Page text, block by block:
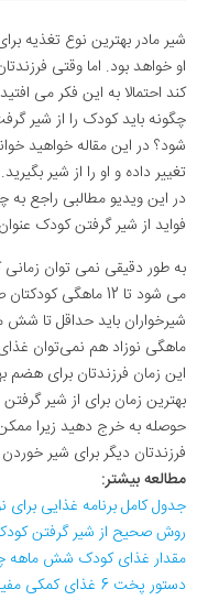
شیر مادر بهترین نوع تغذیه
او خواهد بود. اما وقتی
کند احتمالا به این فکر می
چگونه باید کودک را از شیر
شود؟ در این مقاله خواهید
تغییر داده و او را از شیر بگیرید.
در این ویدیو مطالبی راجع
فواید از شیر گرفتن کودک
به طور دقیقی نمی توان
می شود تا 12 ماهگی
ماهگی نوزاد هم نمی‌توان
این زمان فرزندتان برای هضم
بهترین زمان برای از شیر
حوصله به خرج دهید زیرا
فرزندتان دیگر برای شیر خوردن
مطالعه بیشتر:
جدول کامل برنامه غذایی برای نوزاد
روش صحیح از شیر گرفتن
مقدار غذای کودک شش ماهه
دستور پخت 6 غذای کمکی مفید برای نوزادان از شش ماهگی به بعد